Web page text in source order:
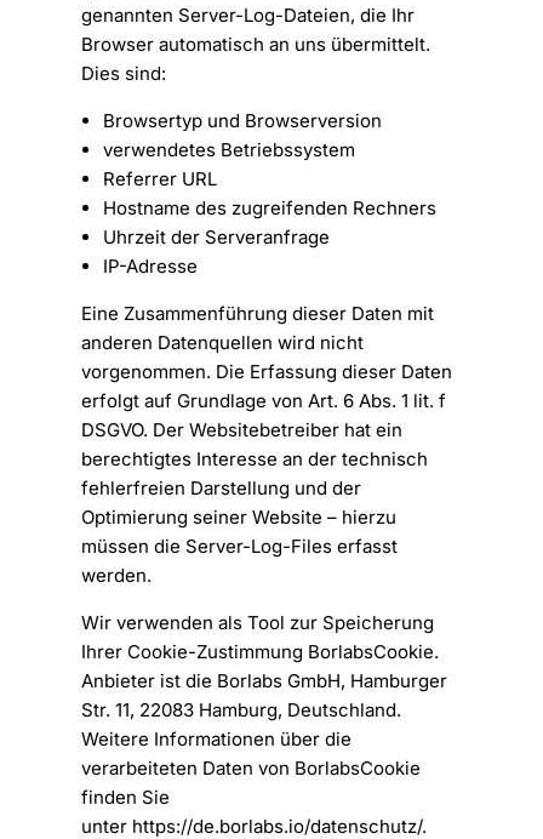
genannten Server-Log-Dateien, die Ihr
Browser automatisch an uns übermittelt.
Dies sind:
Browsertyp und Browserversion
verwendetes Betriebssystem
Referrer URL
Hostname des zugreifenden Rechners
Uhrzeit der Serveranfrage
IP-Adresse
Eine Zusammenführung dieser Daten mit
anderen Datenquellen wird nicht
vorgenommen. Die Erfassung dieser Daten
erfolgt auf Grundlage von Art. 6 Abs. 1 lit. f
DSGVO. Der Websitebetreiber hat ein
berechtigtes Interesse an der technisch
fehlerfreien Darstellung und der
Optimierung seiner Website – hierzu
müssen die Server-Log-Files erfasst
werden.
Wir verwenden als Tool zur Speicherung
Ihrer Cookie-Zustimmung BorlabsCookie.
Anbieter ist die Borlabs GmbH, Hamburger
Str. 11, 22083 Hamburg, Deutschland.
Weitere Informationen über die
verarbeiteten Daten von BorlabsCookie
finden Sie
unter https://de.borlabs.io/datenschutz/.